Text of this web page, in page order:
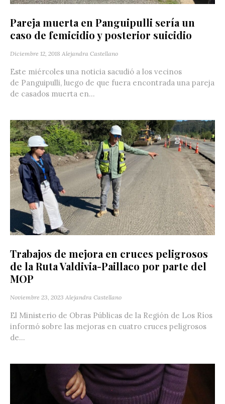
Pareja muerta en Panguipulli sería un
caso de femicidio y posterior suicidio
Diciembre 12, 2018 Alejandra Castellano
Este miércoles una noticia sacudió a los vecinos
de Panguipulli, luego de que fuera encontrada una pareja
de casados muerta en...
Trabajos de mejora en cruces peligrosos
de la Ruta Valdivia-Paillaco por parte del
MOP
Noviembre 23, 2023 Alejandra Castellano
El Ministerio de Obras Públicas de la Región de Los Ríos
informó sobre las mejoras en cuatro cruces peligrosos
de...